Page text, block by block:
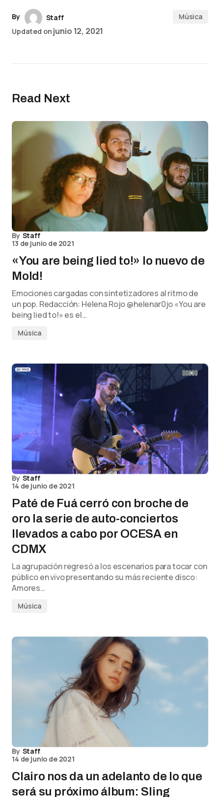
By
Staff
Updated on junio 12, 2021
Música
Read Next
By Staff
13 de junio de 2021
«You are being lied to!» lo nuevo de
Mold!
Emociones cargadas con sintetizadores al ritmo de
un pop. Redacción: Helena Rojo @helenar0jo «You are
being lied to!» es el…
Música
By Staff
14 de junio de 2021
Paté de Fuá cerró con broche de
oro la serie de auto-conciertos
llevados a cabo por OCESA en
CDMX
La agrupación regresó a los escenarios para tocar con
público en vivo presentando su más reciente disco:
Amores…
Música
By Staff
14 de junio de 2021
Clairo nos da un adelanto de lo que
será su próximo álbum: Sling